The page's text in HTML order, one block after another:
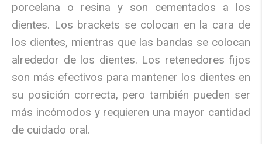
porcelana o resina y son cementados a los
dientes. Los brackets se colocan en la cara de
los dientes, mientras que las bandas se colocan
alrededor de los dientes. Los retenedores fijos
son más efectivos para mantener los dientes en
su posición correcta, pero también pueden ser
más incómodos y requieren una mayor cantidad
de cuidado oral.